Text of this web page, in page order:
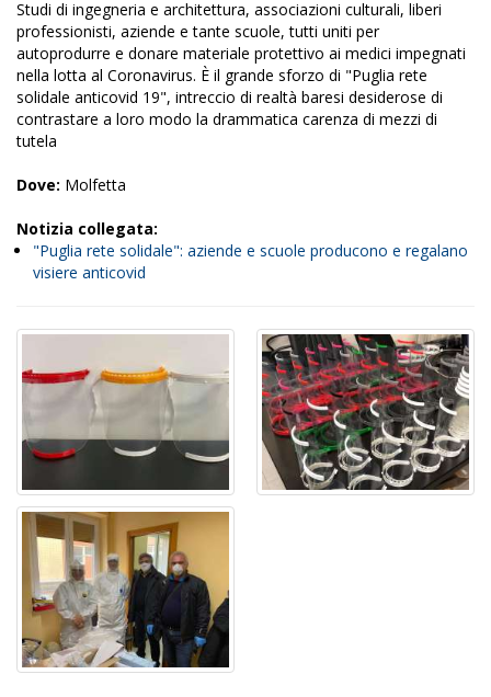
Studi di ingegneria e architettura, associazioni culturali, liberi
professionisti, aziende e tante scuole, tutti uniti per
autoprodurre e donare materiale protettivo ai medici impegnati
nella lotta al Coronavirus. È il grande sforzo di "Puglia rete
solidale anticovid 19", intreccio di realtà baresi desiderose di
contrastare a loro modo la drammatica carenza di mezzi di
tutela
Dove: Molfetta
Notizia collegata:
"Puglia rete solidale": aziende e scuole producono e regalano
visiere anticovid